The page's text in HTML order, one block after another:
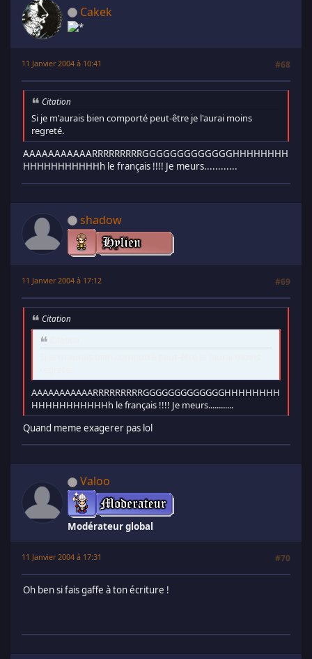
Cakek
11 Janvier 2004 à 10:41 #68
Citation
Si je m'aurais bien comporté peut-être je l'aurai moins
regreté.
AAAAAAAAAAARRRRRRRRRGGGGGGGGGGGGGHHHHHHHH
HHHHHHHHHHHh le français !!!! Je meurs............
shadow
11 Janvier 2004 à 17:12 #69
Citation
AAAAAAAAAAARRRRRRRRRGGGGGGGGGGGGGHHHHHHHH
HHHHHHHHHHHh le français !!!! Je meurs............
Quand meme exagerer pas lol
Valoo
Modérateur global
11 Janvier 2004 à 17:31 #70
Oh ben si fais gaffe à ton écriture !